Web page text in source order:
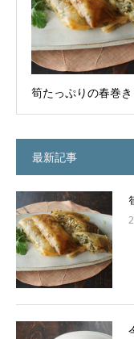
筍たっぷりの春巻き
最新記事